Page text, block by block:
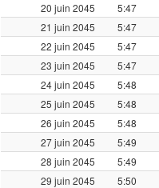
20 juin 2045
5:47
21 juin 2045
5:47
22 juin 2045
5:47
23 juin 2045
5:47
24 juin 2045
5:48
25 juin 2045
5:48
26 juin 2045
5:48
27 juin 2045
5:49
28 juin 2045
5:49
29 juin 2045
5:50